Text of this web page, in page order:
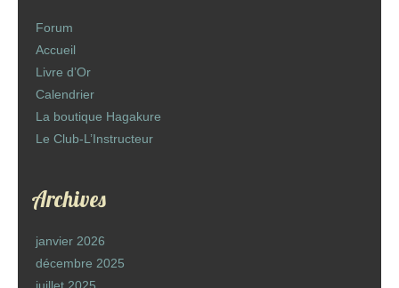
Forum
Accueil
Livre d’Or
Calendrier
La boutique Hagakure
Le Club-L’Instructeur
Archives
janvier 2026
décembre 2025
juillet 2025